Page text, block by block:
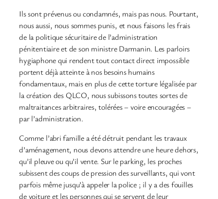
Ils sont prévenus ou condamnés, mais pas nous. Pourtant,
nous aussi, nous sommes punis, et nous faisons les frais
de la politique sécuritaire de l’administration
pénitentiaire et de son ministre Darmanin. Les parloirs
hygiaphone qui rendent tout contact direct impossible
portent déjà atteinte à nos besoins humains
fondamentaux, mais en plus de cette torture légalisée par
la création des QLCO, nous subissons toutes sortes de
maltraitances arbitraires, tolérées – voire encouragées –
par l’administration.
Comme l’abri famille a été détruit pendant les travaux
d’aménagement, nous devons attendre une heure dehors,
qu’il pleuve ou qu’il vente. Sur le parking, les proches
subissent des coups de pression des surveillants, qui vont
parfois même jusqu’à appeler la police ; il y a des fouilles
de voiture et les personnes qui se servent de leur